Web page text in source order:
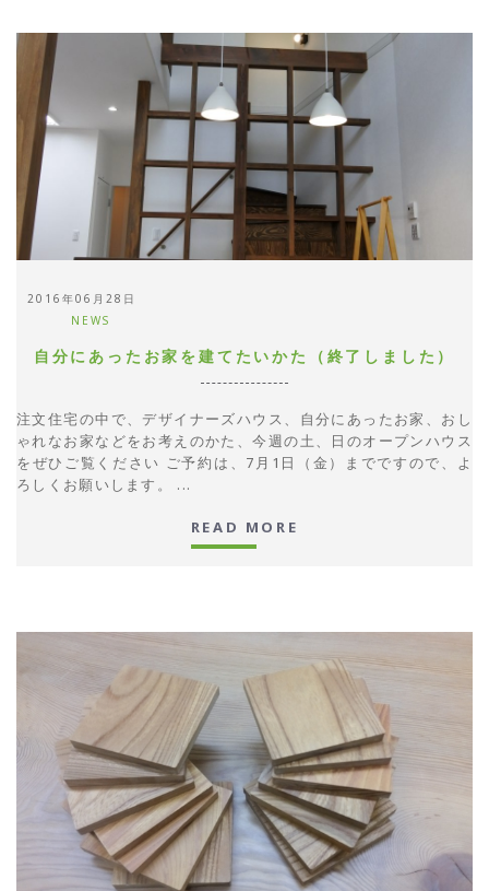
2016年06月28日
NEWS
自分にあったお家を建てたいかた（終了しました）
注文住宅の中で、デザイナーズハウス、自分にあったお家、おし
ゃれなお家などをお考えのかた、今週の土、日のオープンハウス
をぜひご覧ください ご予約は、7月1日（金）までですので、よ
ろしくお願いします。 ...
READ MORE